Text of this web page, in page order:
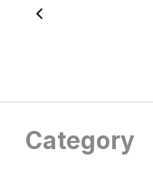
Category